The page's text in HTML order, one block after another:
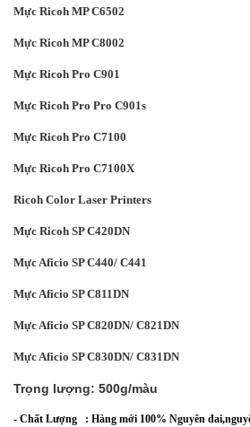
Mực Ricoh MP C6502
Mực Ricoh MP C8002
Mực Ricoh Pro C901
Mực Ricoh Pro Pro C901s
Mực Ricoh Pro C7100
Mực Ricoh Pro C7100X
Ricoh Color Laser Printers
Mực Ricoh SP C420DN
Mực Aficio SP C440/ C441
Mực Aficio SP C811DN
Mực Aficio SP C820DN/ C821DN
Mực Aficio SP C830DN/ C831DN
Trọng lượng: 500g/màu
- Chất Lượng   : Hàng mới 100% Nguyên